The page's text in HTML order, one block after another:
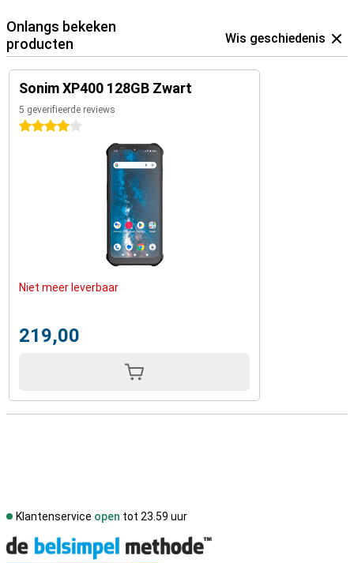
Onlangs bekeken
producten
Wis geschiedenis
Sonim XP400 128GB Zwart
5 geverifieerde reviews
4 sterren
Niet meer leverbaar
219,00
Klantenservice open tot 23.59 uur